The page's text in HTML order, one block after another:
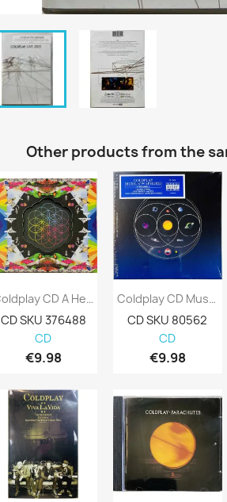
Other products from the
Coldplay CD A Head Full Of Dreams CD...
CD SKU 376488
CD
€9.98
Coldplay CD Music Of The Spheres CD
CD SKU 80562
CD
€9.98